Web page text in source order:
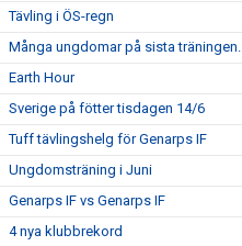
Tävling i ÖS-regn
Många ungdomar på sista träningen.
Earth Hour
Sverige på fötter tisdagen 14/6
Tuff tävlingshelg för Genarps IF
Ungdomsträning i Juni
Genarps IF vs Genarps IF
4 nya klubbrekord